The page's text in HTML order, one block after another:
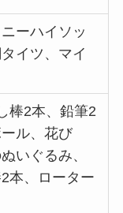
ーハイソッ
イツ、マイ
棒2本、鉛筆2
ル、花び
いぐるみ、
本、ローター